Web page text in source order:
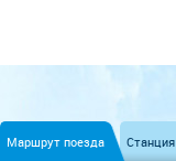
Маршрут поезда Станция